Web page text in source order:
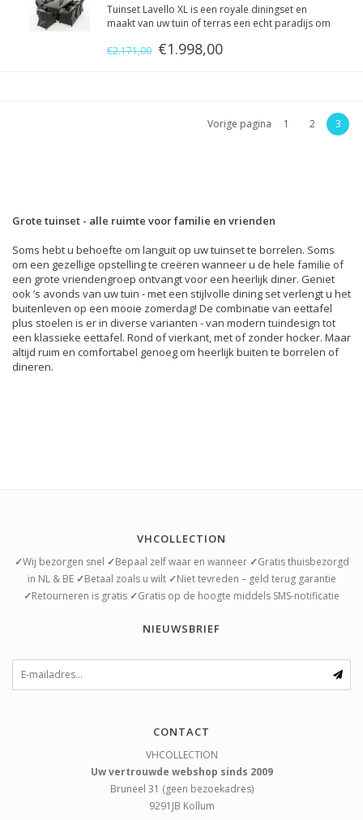
Tuinset Lavello XL is een royale diningset en
maakt van uw tuin of terras een echt paradijs om
een glaasje wijn bij zonsondergang. De acht
€2.171,00 €1.998,00
Vorige pagina 1 2 3
Grote tuinset - alle ruimte voor familie en vrienden
Soms hebt u behoefte om languit op uw tuinset te borrelen. Soms
om een gezellige opstelling te creëren wanneer u de hele familie of
een grote vriendengroep ontvangt voor een heerlijk diner. Geniet
ook ’s avonds van uw tuin - met een stijlvolle dining set verlengt u het
buitenleven op een mooie zomerdag! De combinatie van eettafel
plus stoelen is er in diverse varianten - van modern tuindesign tot
een klassieke eettafel. Rond of vierkant, met of zonder hocker. Maar
altijd ruim en comfortabel genoeg om heerlijk buiten te borrelen of
dineren.
VHCOLLECTION
✓Wij bezorgen snel ✓Bepaal zelf waar en wanneer ✓Gratis thuisbezorgd
in NL & BE ✓Betaal zoals u wilt ✓Niet tevreden – geld terug garantie
✓Retourneren is gratis ✓Gratis op de hoogte middels SMS-notificatie
NIEUWSBRIEF
CONTACT
VHCOLLECTION
Uw vertrouwde webshop sinds 2009
Bruneel 31 (geen bezoekadres)
9291JB Kollum